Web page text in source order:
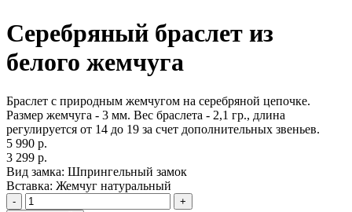
Серебряный браслет из
белого жемчуга
Браслет с природным жемчугом на серебряной цепочке.
Размер жемчуга - 3 мм. Вес браслета - 2,1 гр., длина
регулируется от 14 до 19 за счет дополнительных звеньев.
5 990 р.
3 299 р.
Вид замка: Шпрингельный замок
Вставка: Жемчуг натуральный
-
+